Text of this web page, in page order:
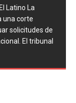
Latino La
corte
solicitudes de
El tribunal